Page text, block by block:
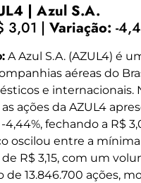
| Azul S.A.
3,01 | Variação: -
A Azul S.A. (AZUL4) é
aéreas do
e internacionais.
as ações da AZUL4
fechando a R$
oscilou entre a mínima
R$ 3,15, com um
de 13.846.700 ações,